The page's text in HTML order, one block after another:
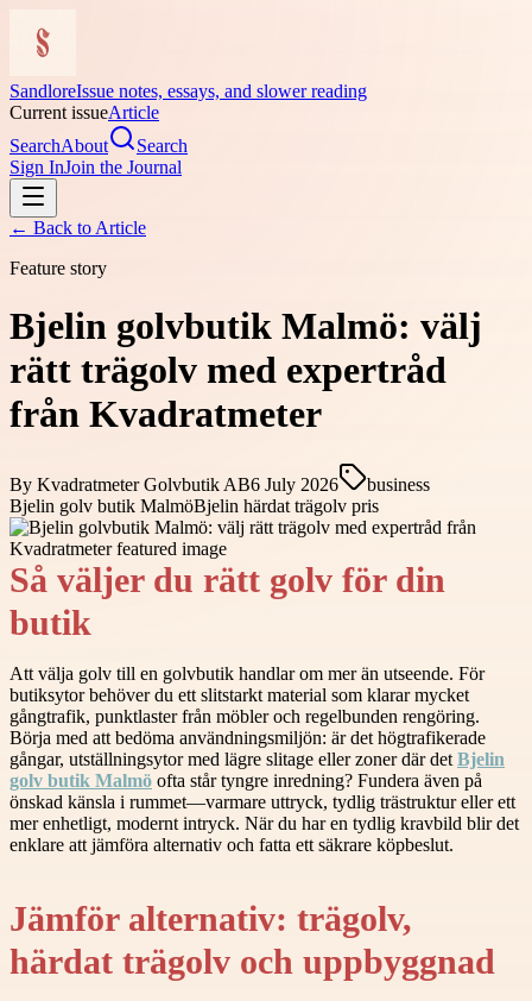
SandloreIssue notes, essays, and slower reading
Current issueArticle
SearchAbout
Search
Sign InJoin the Journal
← Back to Article
Feature story
Bjelin golvbutik Malmö: välj
rätt trägolv med expertråd
från Kvadratmeter
By Kvadratmeter Golvbutik AB6 July 2026
business
Bjelin golv butik MalmöBjelin härdat trägolv pris
Så väljer du rätt golv för din
butik
Att välja golv till en golvbutik handlar om mer än utseende. För
butiksytor behöver du ett slitstarkt material som klarar mycket
gångtrafik, punktlaster från möbler och regelbunden rengöring.
Börja med att bedöma användningsmiljön: är det högtrafikerade
gångar, utställningsytor med lägre slitage eller zoner där det Bjelin
golv butik Malmö ofta står tyngre inredning? Fundera även på
önskad känsla i rummet—varmare uttryck, tydlig trästruktur eller ett
mer enhetligt, modernt intryck. När du har en tydlig kravbild blir det
enklare att jämföra alternativ och fatta ett säkrare köpbeslut.
Jämför alternativ: trägolv,
härdat trägolv och uppbyggnad